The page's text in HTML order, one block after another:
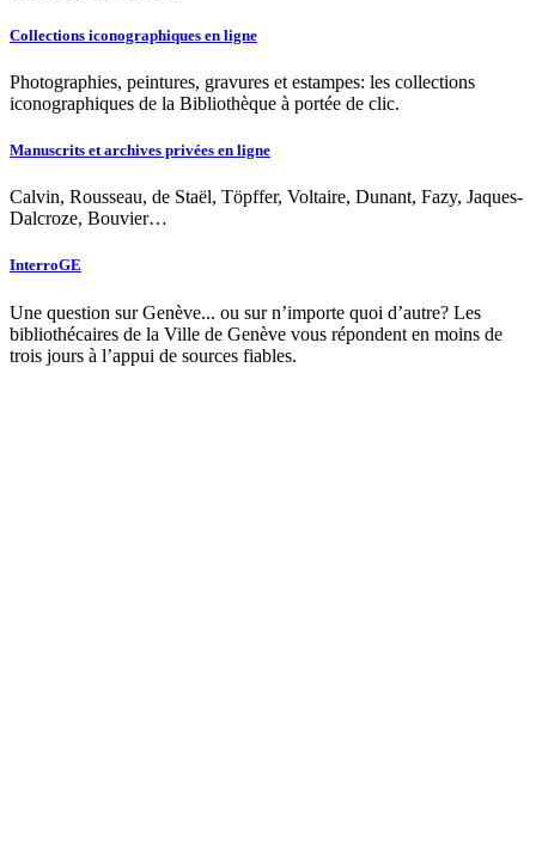
Collections iconographiques en ligne
Photographies, peintures, gravures et estampes: les collections
iconographiques de la Bibliothèque à portée de clic.
Manuscrits et archives privées en ligne
Calvin, Rousseau, de Staël, Töpffer, Voltaire, Dunant, Fazy, Jaques-
Dalcroze, Bouvier…
InterroGE
Une question sur Genève... ou sur n’importe quoi d’autre? Les
bibliothécaires de la Ville de Genève vous répondent en moins de
trois jours à l’appui de sources fiables.